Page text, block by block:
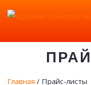
Главная / Прайс-листы